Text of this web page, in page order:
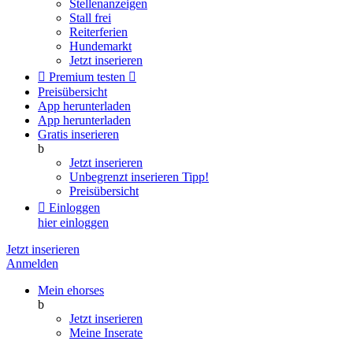
Stellenanzeigen
Stall frei
Reiterferien
Hundemarkt
Jetzt inserieren
 Premium testen 
Preisübersicht
App herunterladen
App herunterladen
Gratis inserieren
b
Jetzt inserieren
Unbegrenzt inserieren Tipp!
Preisübersicht
 Einloggen
hier einloggen
Jetzt inserieren
Anmelden
Mein ehorses
b
Jetzt inserieren
Meine Inserate